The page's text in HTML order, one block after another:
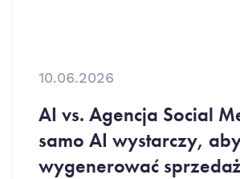
10.06.2026
AI vs. Agencja Social
samo AI wystarczy,
wygenerować